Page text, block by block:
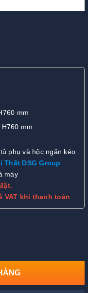
mm
mm
phụ và hộc ngăn kéo
Thất DSG Group
máy
VAT khi thanh toán